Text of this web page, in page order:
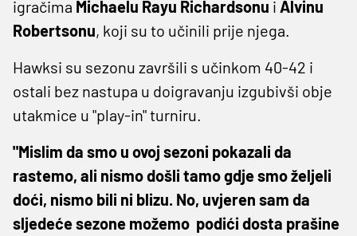
igračima Michaelu Rayu Richardsonu i Alvinu
Robertsonu, koji su to učinili prije njega.
Hawksi su sezonu završili s učinkom 40-42 i
ostali bez nastupa u doigravanju izgubivši obje
utakmice u "play-in" turniru.
"Mislim da smo u ovoj sezoni pokazali da
rastemo, ali nismo došli tamo gdje smo željeli
doći, nismo bili ni blizu. No, uvjeren sam da
sljedeće sezone možemo podići dosta prašine